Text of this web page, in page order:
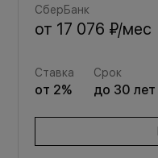
СберБанк
от 17 076 ₽/мес
Ставка
от 2%
Срок
до 30 лет